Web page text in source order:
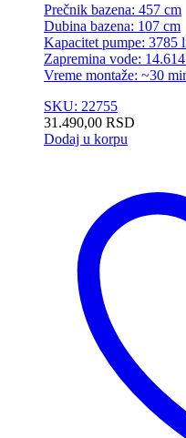
Prečnik bazena: 457 cm
Dubina bazena: 107 cm
Kapacitet pumpe: 3785
Zapremina vode:
Vreme montaže: ~30
SKU: 22755
31.490,00 RSD
Dodaj u korpu